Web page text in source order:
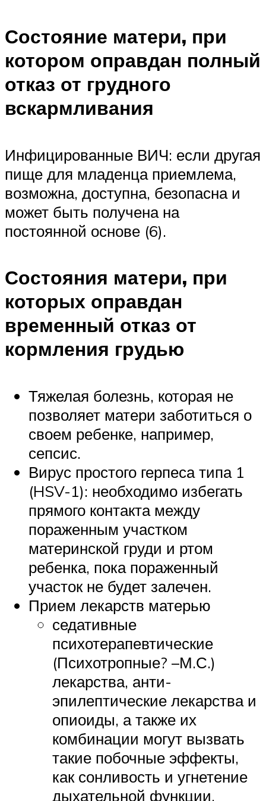
Состояние матери, при
котором оправдан полный
отказ от грудного
вскармливания
Инфицированные ВИЧ: если другая
пище для младенца приемлема,
возможна, доступна, безопасна и
может быть получена на
постоянной основе (6).
Состояния матери, при
которых оправдан
временный отказ от
кормления грудью
Тяжелая болезнь, которая не
позволяет матери заботиться о
своем ребенке, например,
сепсис.
Вирус простого герпеса типа 1
(HSV-1): необходимо избегать
прямого контакта между
пораженным участком
материнской груди и ртом
ребенка, пока пораженный
участок не будет залечен.
Прием лекарств матерью
седативные
психотерапевтические
(Психотропные? –М.С.)
лекарства, анти-
эпилептические лекарства и
опиоиды, а также их
комбинации могут вызвать
такие побочные эффекты,
как сонливость и угнетение
дыхательной функции,